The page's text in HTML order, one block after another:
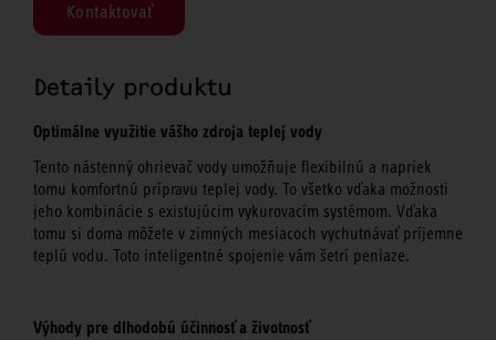
Kontaktovať
Detaily produktu
Optimálne využitie vášho zdroja teplej vody
Tento nástenný ohrievač vody umožňuje flexibilnú a napriek
tomu komfortnú prípravu teplej vody. To všetko vďaka možnosti
jeho kombinácie s existujúcim vykurovacím systémom. Vďaka
tomu si doma môžete v zimných mesiacoch vychutnávať príjemne
teplú vodu. Toto inteligentné spojenie vám šetrí peniaze.
Výhody pre dlhodobú účinnosť a životnosť